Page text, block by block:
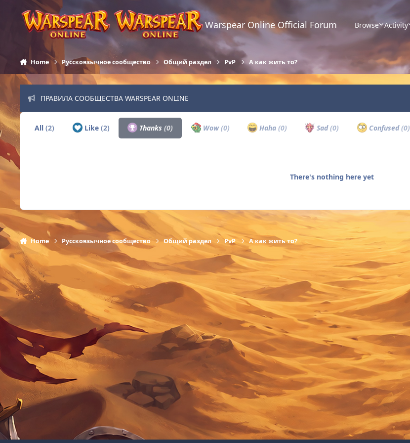
Skip to content
Warspear Online Official Forum Browse Activity
Home Русскоязычное сообщество Общий раздел PvP А как жить то?
ПРАВИЛА СООБЩЕСТВА WARSPEAR ONLINE
All(2) Like (2) Thanks(0) Wow(0) Haha (0) Sad(0) Confused(0)
There's nothing here yet
Home Русскоязычное сообщество Общий раздел PvP А как жить то?